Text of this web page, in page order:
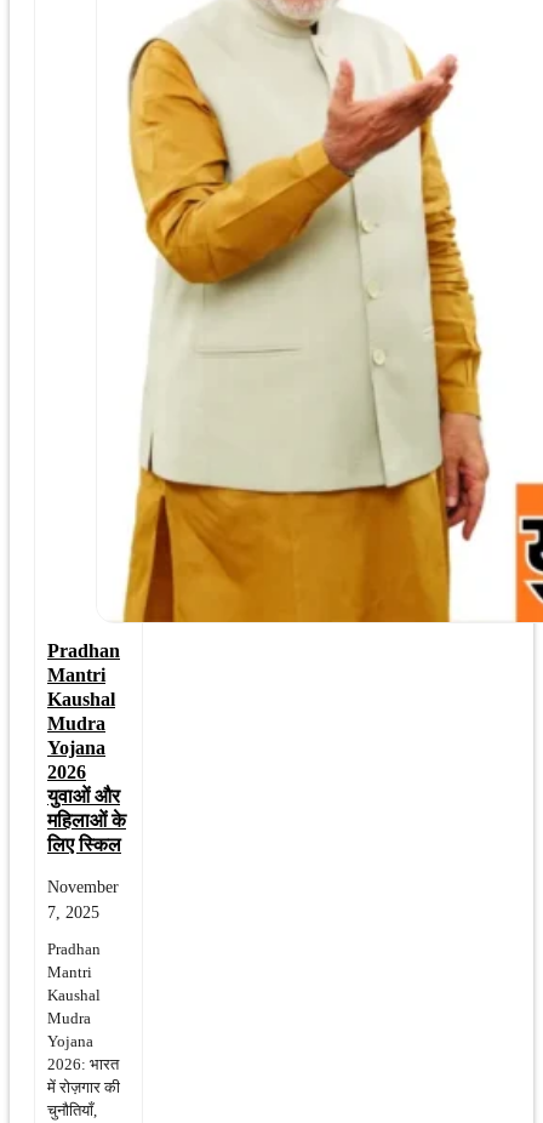
Pradhan
Mantri
Kaushal
Mudra
Yojana
2026
युवाओं और
महिलाओं के
लिए स्किल
November
7, 2025
Pradhan
Mantri
Kaushal
Mudra
Yojana
2026: भारत
में रोज़गार की
चुनौतियाँ,